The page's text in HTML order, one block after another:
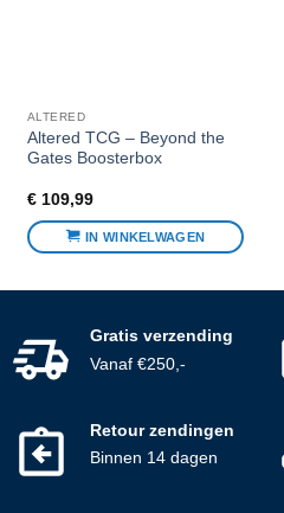
ALTERED
Altered TCG – Beyond the
Gates Boosterbox
€109,99
IN WINKELWAGEN
Gratis verzending
Vanaf €250,-
Retour zendingen
Binnen 14 dagen